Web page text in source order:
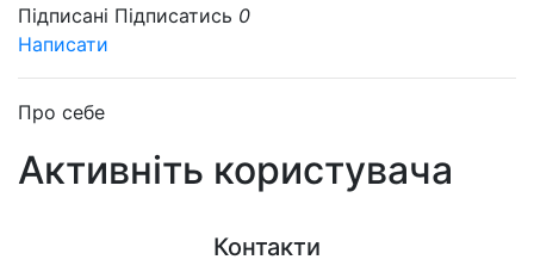
Підписані Підписатись 0
Написати
Про себе
Активніть користувача
Контакти